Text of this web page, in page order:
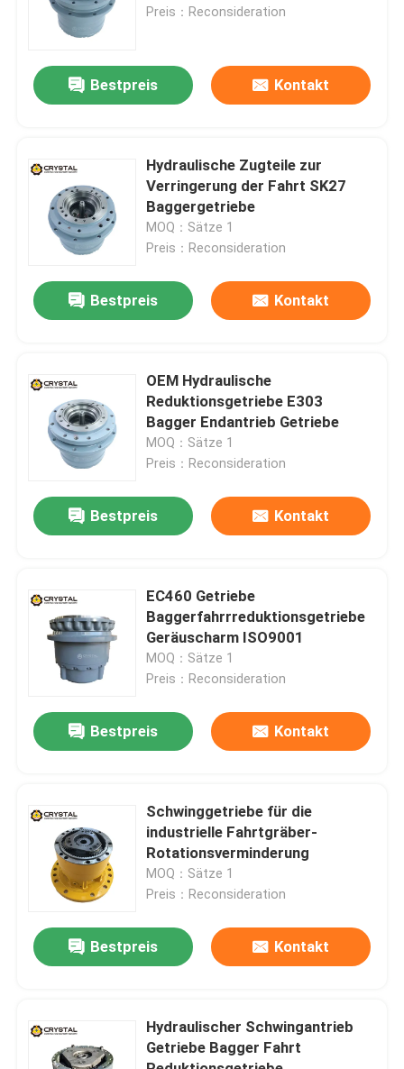
Produkte
Videos
Über uns
Qualitätskontrolle
Kontakt mit uns
Neuigkeiten
Bagger Reisemotor
Preis：Reconsideration
Bestpreis Kontakt
Hydraulische Zugteile zur
Verringerung der Fahrt SK27
Baggergetriebe
MOQ：Sätze 1
Preis：Reconsideration
Bestpreis Kontakt
OEM Hydraulische
Reduktionsgetriebe E303
Bagger Endantrieb Getriebe
MOQ：Sätze 1
Preis：Reconsideration
Bestpreis Kontakt
EC460 Getriebe
Baggerfahrrreduktionsgetriebe
Geräuscharm ISO9001
MOQ：Sätze 1
Preis：Reconsideration
Bestpreis Kontakt
Schwinggetriebe für die
industrielle Fahrtgräber-
Rotationsverminderung
MOQ：Sätze 1
Preis：Reconsideration
Bestpreis Kontakt
Hydraulischer Schwingantrieb
Getriebe Bagger Fahrt